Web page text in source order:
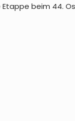
beim 44.